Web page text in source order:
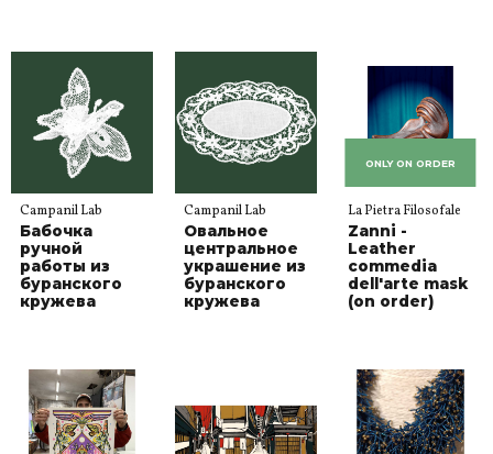
Campanil Lab
Бабочка
ручной
работы из
буранского
кружева
Campanil Lab
Овальное
центральное
украшение из
буранского
кружева
ONLY ON ORDER
La Pietra Filosofale
Zanni -
Leather
commedia
dell'arte mask
(on order)